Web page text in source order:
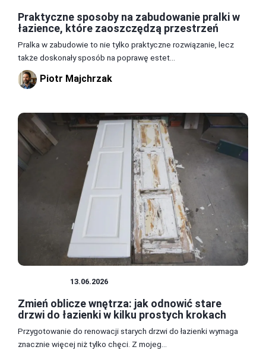
Praktyczne sposoby na zabudowanie pralki w
łazience, które zaoszczędzą przestrzeń
Pralka w zabudowie to nie tylko praktyczne rozwiązanie, lecz
także doskonały sposób na poprawę estet...
Piotr Majchrzak
13.06.2026
Zmień oblicze wnętrza: jak odnowić stare
drzwi do łazienki w kilku prostych krokach
Przygotowanie do renowacji starych drzwi do łazienki wymaga
znacznie więcej niż tylko chęci. Z mojeg...